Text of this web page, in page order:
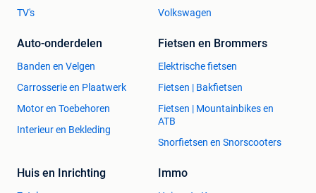
TV's
Volkswagen
Auto-onderdelen
Banden en Velgen
Carrosserie en Plaatwerk
Motor en Toebehoren
Interieur en Bekleding
Fietsen en Brommers
Elektrische fietsen
Fietsen | Bakfietsen
Fietsen | Mountainbikes en
ATB
Snorfietsen en Snorscooters
Huis en Inrichting Immo